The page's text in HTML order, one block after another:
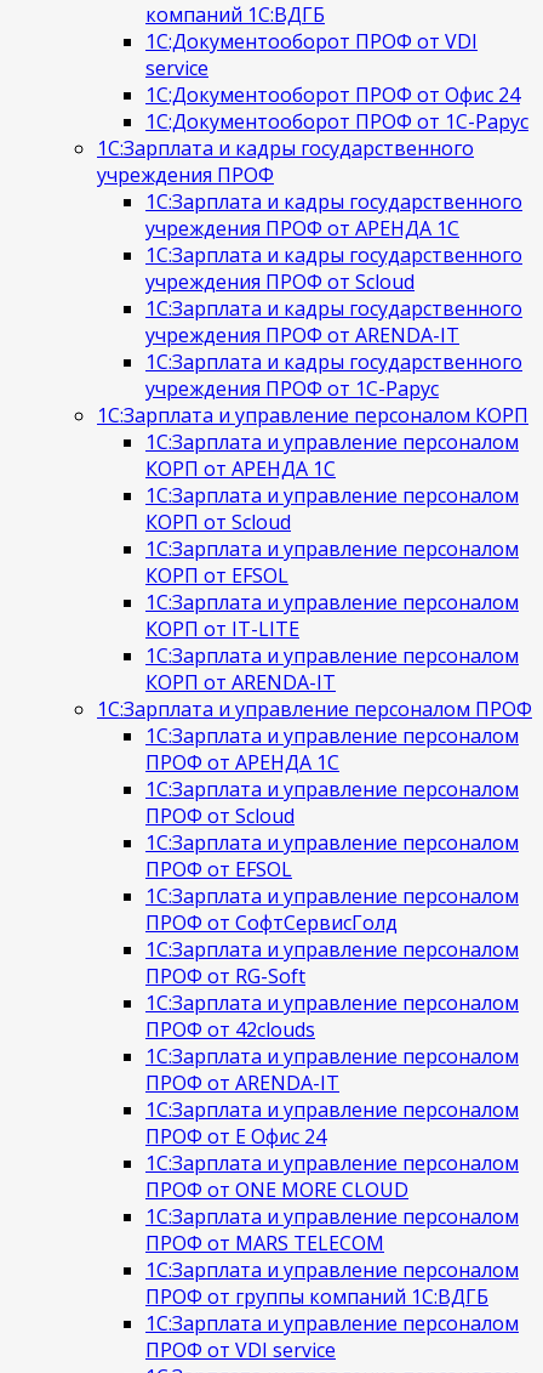
компаний 1С:ВДГБ
1С:Документооборот ПРОФ от VDI
service
1С:Документооборот ПРОФ от Офис 24
1С:Документооборот ПРОФ от 1С-Рарус
1С:Зарплата и кадры государственного
учреждения ПРОФ
1С:Зарплата и кадры государственного
учреждения ПРОФ от АРЕНДА 1С
1С:Зарплата и кадры государственного
учреждения ПРОФ от Scloud
1С:Зарплата и кадры государственного
учреждения ПРОФ от ARENDA-IT
1С:Зарплата и кадры государственного
учреждения ПРОФ от 1С-Рарус
1С:Зарплата и управление персоналом КОРП
1С:Зарплата и управление персоналом
КОРП от АРЕНДА 1С
1С:Зарплата и управление персоналом
КОРП от Scloud
1С:Зарплата и управление персоналом
КОРП от EFSOL
1С:Зарплата и управление персоналом
КОРП от IT-LITE
1С:Зарплата и управление персоналом
КОРП от ARENDA-IT
1С:Зарплата и управление персоналом ПРОФ
1С:Зарплата и управление персоналом
ПРОФ от АРЕНДА 1С
1С:Зарплата и управление персоналом
ПРОФ от Scloud
1С:Зарплата и управление персоналом
ПРОФ от EFSOL
1С:Зарплата и управление персоналом
ПРОФ от СофтСервисГолд
1С:Зарплата и управление персоналом
ПРОФ от RG-Soft
1С:Зарплата и управление персоналом
ПРОФ от 42clouds
1С:Зарплата и управление персоналом
ПРОФ от ARENDA-IT
1С:Зарплата и управление персоналом
ПРОФ от Е Офис 24
1С:Зарплата и управление персоналом
ПРОФ от ONE MORE CLOUD
1С:Зарплата и управление персоналом
ПРОФ от MARS TELECOM
1С:Зарплата и управление персоналом
ПРОФ от группы компаний 1С:ВДГБ
1С:Зарплата и управление персоналом
ПРОФ от VDI service